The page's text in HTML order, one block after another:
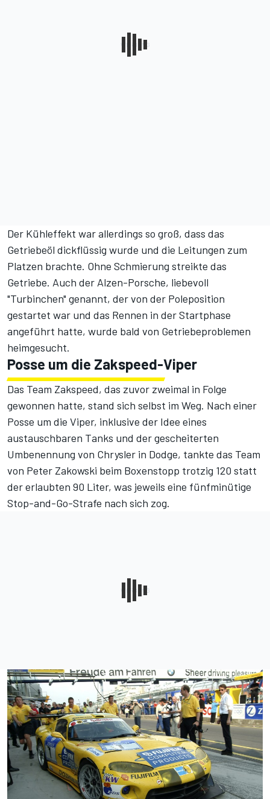
Der Kühleffekt war allerdings so groß, dass das
Getriebeöl dickflüssig wurde und die Leitungen zum
Platzen brachte. Ohne Schmierung streikte das
Getriebe. Auch der Alzen-Porsche, liebevoll
"Turbinchen" genannt, der von der Poleposition
gestartet war und das Rennen in der Startphase
angeführt hatte, wurde bald von Getriebeproblemen
heimgesucht.
Posse um die Zakspeed-Viper
Das Team Zakspeed, das zuvor zweimal in Folge
gewonnen hatte, stand sich selbst im Weg. Nach einer
Posse um die Viper, inklusive der Idee eines
austauschbaren Tanks und der gescheiterten
Umbenennung von Chrysler in Dodge, tankte das Team
von Peter Zakowski beim Boxenstopp trotzig 120 statt
der erlaubten 90 Liter, was jeweils eine fünfminütige
Stop-and-Go-Strafe nach sich zog.